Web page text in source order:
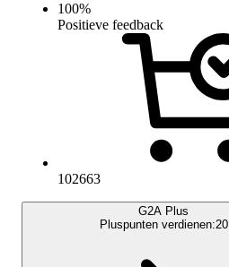
100%
Positieve feedback
102663
G2A Plus
Pluspunten verdienen:20